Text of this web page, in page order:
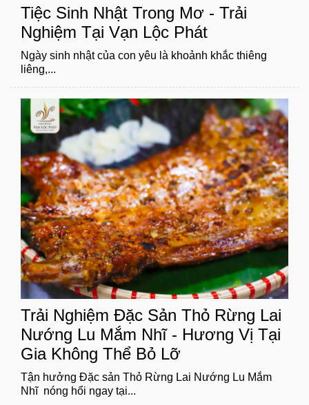
Tiệc Sinh Nhật Trong Mơ - Trải
Nghiệm Tại Vạn Lộc Phát
Ngày sinh nhật của con yêu là khoảnh khắc thiêng
liêng,...
Trải Nghiệm Đặc Sản Thỏ Rừng Lai
Nướng Lu Mắm Nhĩ - Hương Vị Tại
Gia Không Thể Bỏ Lỡ
Tận hưởng Đặc sản Thỏ Rừng Lai Nướng Lu Mắm
Nhĩ nóng hổi ngay tại...